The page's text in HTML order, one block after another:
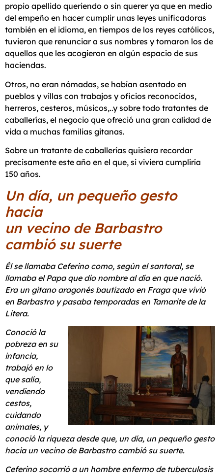
propio apellido queriendo o sin querer ya que en medio
del empeño en hacer cumplir unas leyes unificadoras
también en el idioma, en tiempos de los reyes católicos,
tuvieron que renunciar a sus nombres y tomaron los de
aquellos que les acogieron en algún espacio de sus
haciendas.
Otros, no eran nómadas, se habían asentado en
pueblos y villas con trabajos y oficios reconocidos,
herreros, cesteros, músicos,..y sobre todo tratantes de
caballerías, el negocio que ofreció una gran calidad de
vida a muchas familias gitanas.
Sobre un tratante de caballerías quisiera recordar
precisamente este año en el que, si viviera cumpliría
150 años.
Un día, un pequeño gesto
hacia
un vecino de Barbastro
cambió su suerte
Él se llamaba Ceferino como, según el santoral, se
llamaba el Papa que dio nombre al día en que nació.
Era un gitano aragonés bautizado en Fraga que vivió
en Barbastro y pasaba temporadas en Tamarite de la
Litera.
Conoció la
pobreza en su
infancia,
trabajó en lo
que salía,
vendiendo
cestos,
cuidando
animales, y
conoció la riqueza desde que, un día, un pequeño gesto
hacia un vecino de Barbastro cambió su suerte.
Ceferino socorrió a un hombre enfermo de tuberculosis